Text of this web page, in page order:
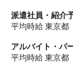
派遣社員・紹介
平均時給 東京都
アルバイト・パ
平均時給 東京都